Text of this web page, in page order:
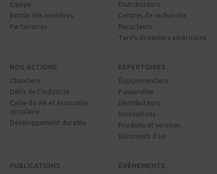
Équipe
Bottin des membres
Partenaires
Distributeurs
Centres de recherche
Recycleurs
Tarifs douaniers américains
NOS ACTIONS
Chantiers
Défis de l'industrie
Cycle de vie et économie
circulaire
Développement durable
RÉPERTOIRES
Équipementiers
Passerelles
Distributeurs
Innovations
Produits et services
Bâtiments d'ici
PUBLICATIONS
ÉVÉNEMENTS